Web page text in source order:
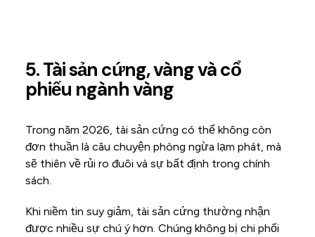
5. Tài sản cứng, vàng và cổ
phiếu ngành vàng
Trong năm 2026, tài sản cứng có thể không còn
đơn thuần là câu chuyện phòng ngừa lạm phát, mà
sẽ thiên về rủi ro đuôi và sự bất định trong chính
sách.
Khi niềm tin suy giảm, tài sản cứng thường nhận
được nhiều sự chú ý hơn. Chúng không bị chi phối